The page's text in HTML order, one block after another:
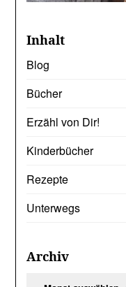
Inhalt
Blog
Bücher
Erzähl von Dir!
Kinderbücher
Rezepte
Unterwegs
Archiv